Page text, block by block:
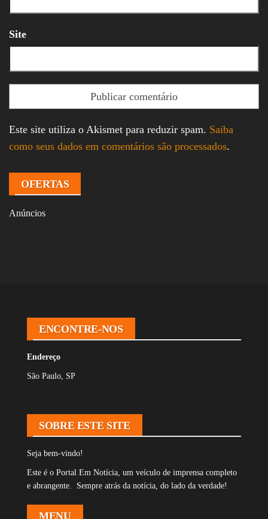
Site
Este site utiliza o Akismet para reduzir spam. Saiba
como seus dados em comentários são processados.
OFERTAS
Anúncios
ENCONTRE-NOS
Endereço
São Paulo, SP
SOBRE ESTE SITE
Seja bem-vindo!
Este é o Portal Em Notícia, um veículo de imprensa completo
e abrangente. Sempre atrás da notícia, do lado da verdade!
MENU